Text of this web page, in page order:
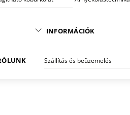
INFORMÁCIÓK
Szállítás és beüzemelés